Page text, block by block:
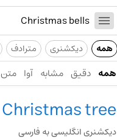
همه دیکشنری مترادف
همه دقیق مشابه آوا متن
Christmas tree
دیکشنری انگلیسی به فارسی